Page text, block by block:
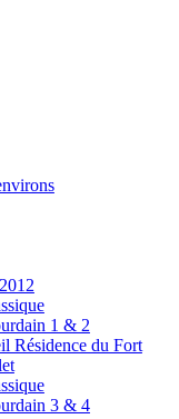
1 & 2
Résidence du Fort
3 & 4